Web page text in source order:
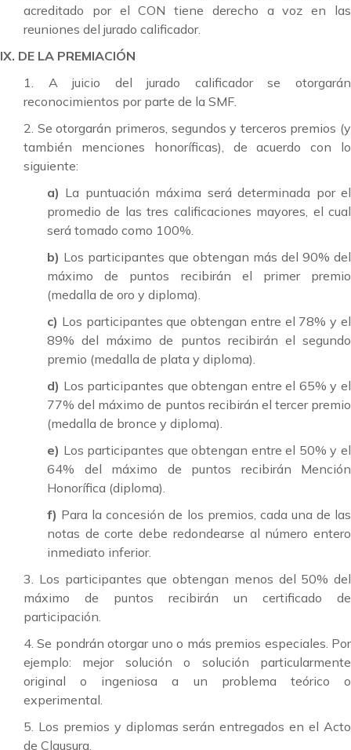
acreditado por el CON tiene derecho a voz en las
reuniones del jurado calificador.
IX. DE LA PREMIACIÓN
1. A juicio del jurado calificador se otorgarán
reconocimientos por parte de la SMF.
2. Se otorgarán primeros, segundos y terceros premios (y
también menciones honoríficas), de acuerdo con lo
siguiente:
a) La puntuación máxima será determinada por el
promedio de las tres calificaciones mayores, el cual
será tomado como 100%.
b) Los participantes que obtengan más del 90% del
máximo de puntos recibirán el primer premio
(medalla de oro y diploma).
c) Los participantes que obtengan entre el 78% y el
89% del máximo de puntos recibirán el segundo
premio (medalla de plata y diploma).
d) Los participantes que obtengan entre el 65% y el
77% del máximo de puntos recibirán el tercer premio
(medalla de bronce y diploma).
e) Los participantes que obtengan entre el 50% y el
64% del máximo de puntos recibirán Mención
Honorífica (diploma).
f) Para la concesión de los premios, cada una de las
notas de corte debe redondearse al número entero
inmediato inferior.
3. Los participantes que obtengan menos del 50% del
máximo de puntos recibirán un certificado de
participación.
4. Se pondrán otorgar uno o más premios especiales. Por
ejemplo: mejor solución o solución particularmente
original o ingeniosa a un problema teórico o
experimental.
5. Los premios y diplomas serán entregados en el Acto
de Clausura.